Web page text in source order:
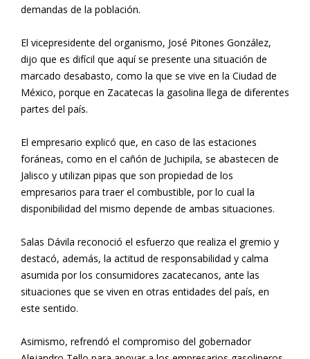
demandas de la población.
El vicepresidente del organismo, José Pitones González,
dijo que es difícil que aquí se presente una situación de
marcado desabasto, como la que se vive en la Ciudad de
México, porque en Zacatecas la gasolina llega de diferentes
partes del país.
El empresario explicó que, en caso de las estaciones
foráneas, como en el cañón de Juchipila, se abastecen de
Jalisco y utilizan pipas que son propiedad de los
empresarios para traer el combustible, por lo cual la
disponibilidad del mismo depende de ambas situaciones.
Salas Dávila reconoció el esfuerzo que realiza el gremio y
destacó, además, la actitud de responsabilidad y calma
asumida por los consumidores zacatecanos, ante las
situaciones que se viven en otras entidades del país, en
este sentido.
Asimismo, refrendó el compromiso del gobernador